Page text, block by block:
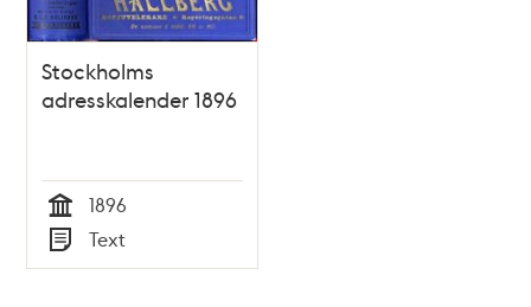
Stockholms
adresskalender 1896
Tid
1896
Typ
Text